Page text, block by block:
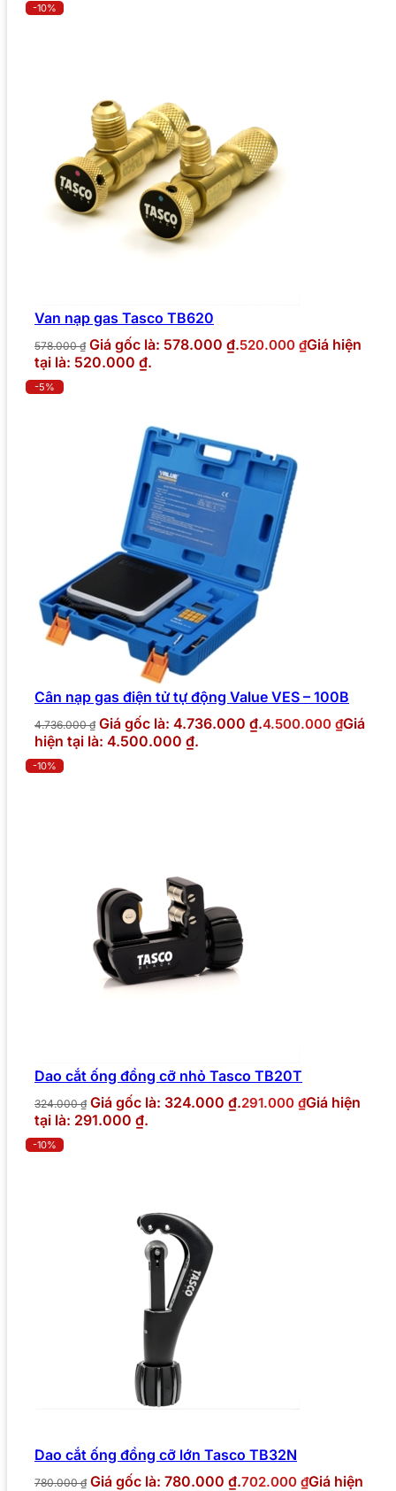
-10%
Van nạp gas Tasco TB620
578.000₫ Giá gốc là: 578.000 ₫.520.000 ₫Giá hiện
tại là: 520.000 ₫.
-5%
Cân nạp gas điện tử tự động Value VES – 100B
4.736.000₫ Giá gốc là: 4.736.000 ₫.4.500.000 ₫Giá
hiện tại là: 4.500.000 ₫.
-10%
Dao cắt ống đồng cỡ nhỏ Tasco TB20T
324.000₫ Giá gốc là: 324.000 ₫.291.000 ₫Giá hiện
tại là: 291.000 ₫.
-10%
Dao cắt ống đồng cỡ lớn Tasco TB32N
780.000₫ Giá gốc là: 780.000 ₫.702.000 ₫Giá hiện